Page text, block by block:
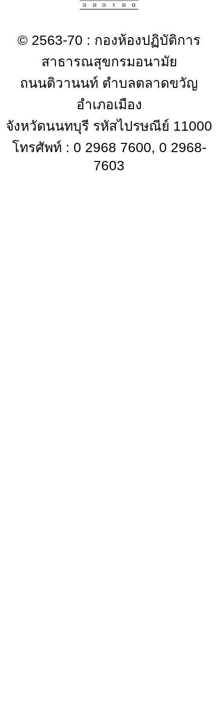
© 2563-70 : กองห้องปฏิบัติการ
สาธารณสุขกรมอนามัย
ถนนติวานนท์ ตำบลตลาดขวัญ
อำเภอเมือง
จังหวัดนนทบุรี รหัสไปรษณีย์ 11000
โทรศัพท์ : 0 2968 7600, 0 2968-
7603